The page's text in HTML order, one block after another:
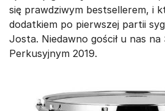
się prawdziwym bestsellerem, i
dodatkiem po pierwszej partii
Josta. Niedawno gościł u nas na
Perkusyjnym 2019.